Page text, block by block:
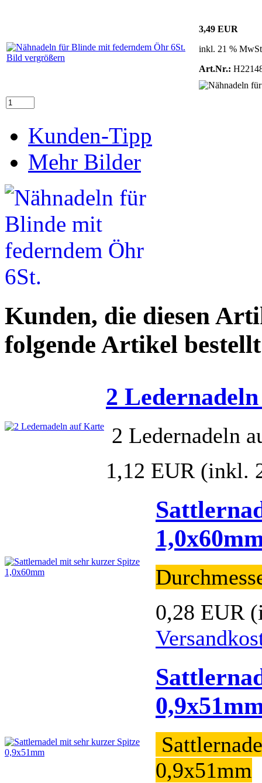
Bild vergrößern
3,49 EUR
inkl. 21 %
Art.Nr.:
Kunden-Tipp
Mehr Bilder
Kunden, die diesen
folgende Artikel
2
2 Ledernadeln
1,12 EUR (inkl.
0,28 EUR
0,9x51mm